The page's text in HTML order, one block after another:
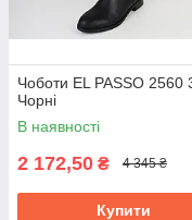
Чоботи EL PASSO 2560
Чорні
В наявності
2 172,50 ₴ 4 345 ₴
Купити